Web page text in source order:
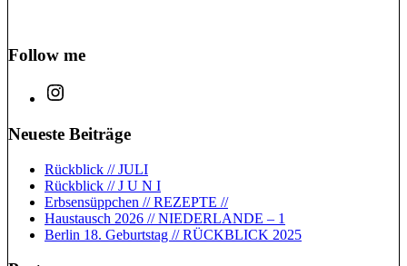
Follow me
Neueste Beiträge
Rückblick // JULI
Rückblick // J U N I
Erbsensüppchen // REZEPTE //
Haustausch 2026 // NIEDERLANDE – 1
Berlin 18. Geburtstag // RÜCKBLICK 2025